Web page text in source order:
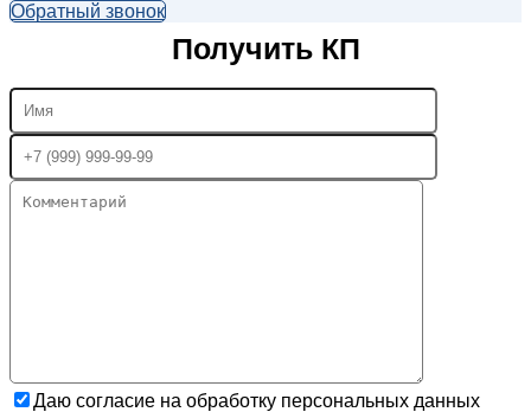
Обратный звонок
Получить КП
Даю согласие на обработку персональных данных